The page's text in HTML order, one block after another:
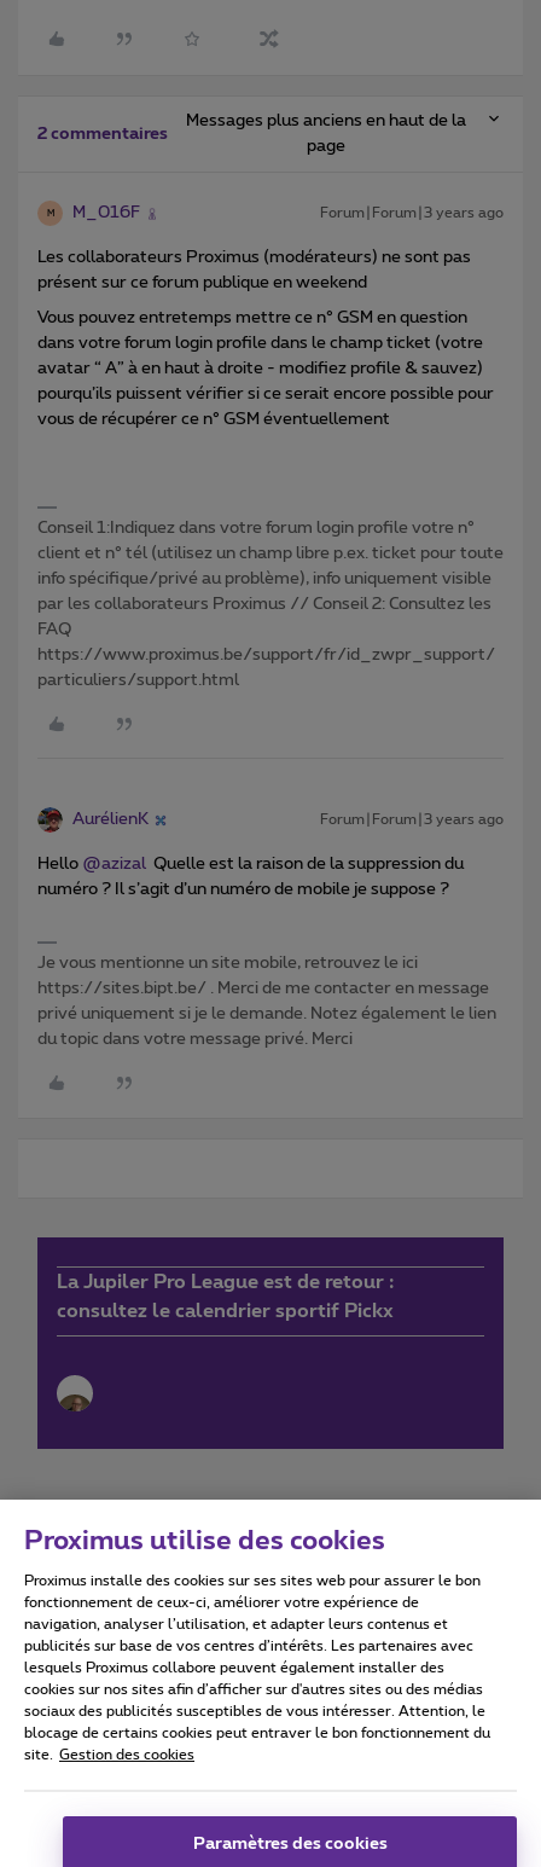
2 commentaires
Messages plus anciens en haut de la
page
M M_016F Forum|Forum|3 years ago
Les collaborateurs Proximus (modérateurs) ne sont pas
présent sur ce forum publique en weekend
Vous pouvez entretemps mettre ce n° GSM en question
dans votre forum login profile dans le champ ticket (votre
avatar “ A” à en haut à droite - modifiez profile & sauvez)
pourqu’ils puissent vérifier si ce serait encore possible pour
vous de récupérer ce n° GSM éventuellement
Conseil 1:Indiquez dans votre forum login profile votre n°
client et n° tél (utilisez un champ libre p.ex. ticket pour toute
info spécifique/privé au problème), info uniquement visible
par les collaborateurs Proximus // Conseil 2: Consultez les
FAQ
https://www.proximus.be/support/fr/id_zwpr_support/
particuliers/support.html
AurélienK Forum|Forum|3 years ago
Hello @azizal Quelle est la raison de la suppression du
numéro ? Il s’agit d’un numéro de mobile je suppose ?
Je vous mentionne un site mobile, retrouvez le ici
https://sites.bipt.be/ . Merci de me contacter en message
privé uniquement si je le demande. Notez également le lien
du topic dans votre message privé. Merci
La Jupiler Pro League est de retour :
consultez le calendrier sportif Pickx
Conditions d'utilisation Accessibility statement
Tous droits réservés. © 2026 Proximus
Conditions générales, info consommateur
Coordonnées de l’entreprise
Proximus utilise des cookies
Proximus installe des cookies sur ses sites web pour assurer le bon
fonctionnement de ceux-ci, améliorer votre expérience de
navigation, analyser l’utilisation, et adapter leurs contenus et
publicités sur base de vos centres d’intérêts. Les partenaires avec
lesquels Proximus collabore peuvent également installer des
cookies sur nos sites afin d’afficher sur d'autres sites ou des médias
sociaux des publicités susceptibles de vous intéresser. Attention, le
blocage de certains cookies peut entraver le bon fonctionnement du
site.
Gestion des cookies
Paramètres des cookies